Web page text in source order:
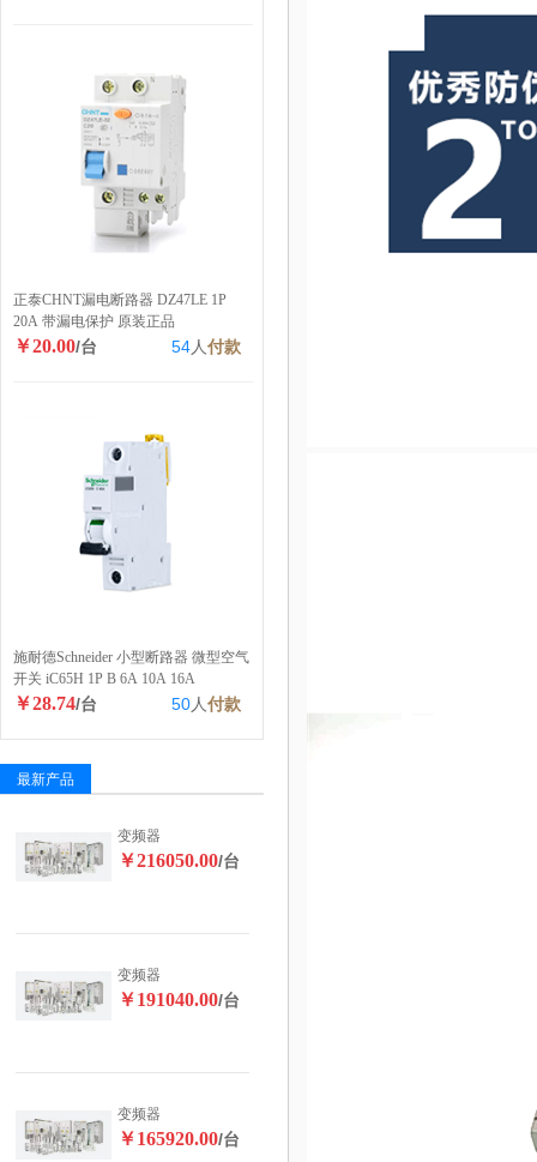
正泰CHNT漏电断路器 DZ47LE 1P
20A 带漏电保护 原装正品
￥20.00/台 54人付款
施耐德Schneider 小型断路器 微型空气
开关 iC65H 1P B 6A 10A 16A
￥28.74/台 50人付款
最新产品
变频器
￥216050.00/台
变频器
￥191040.00/台
变频器
￥165920.00/台